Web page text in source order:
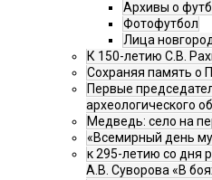
Архивы о
Фотофутбол
Лица
К 150-летию С.В.
Сохраняя память о
Первые
археологического
Медведь: село на
«Всемирный день
к 295-летию со дня
А.В. Суворова «В